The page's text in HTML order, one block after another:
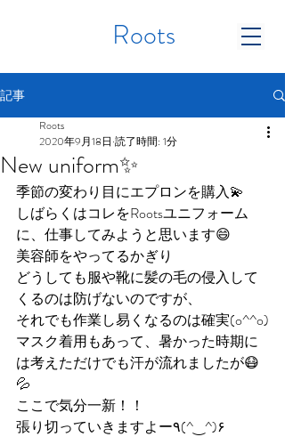
Roots
記事
New uniform✨
Roots
2020年9月18日 読了時間: 1分
季節の変わり目にエプロンを購入💫
しばらくはコレをRootsユニフォーム
に、仕事してみようと思います😄
美容師をやってるかぎり
どうしても服や靴に髪の毛の侵入して
くるのは防げないのですが、
それでも作業し易くなるのは確実(o^^o)
マスク着用もあって、暑かった時期に
は考えただけでも汗が流れましたが😷
💦
ここで気分一新！！
張り切っていきますよー٩(^‿^)۶